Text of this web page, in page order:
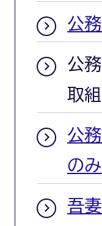
公
公
取組
公
の
吾